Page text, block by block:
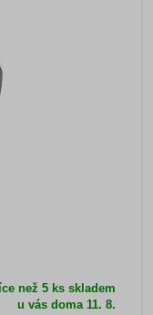
než 5 ks skladem
u vás doma11. 8.